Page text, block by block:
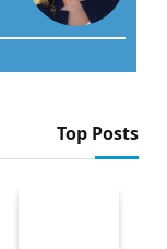
Top Posts